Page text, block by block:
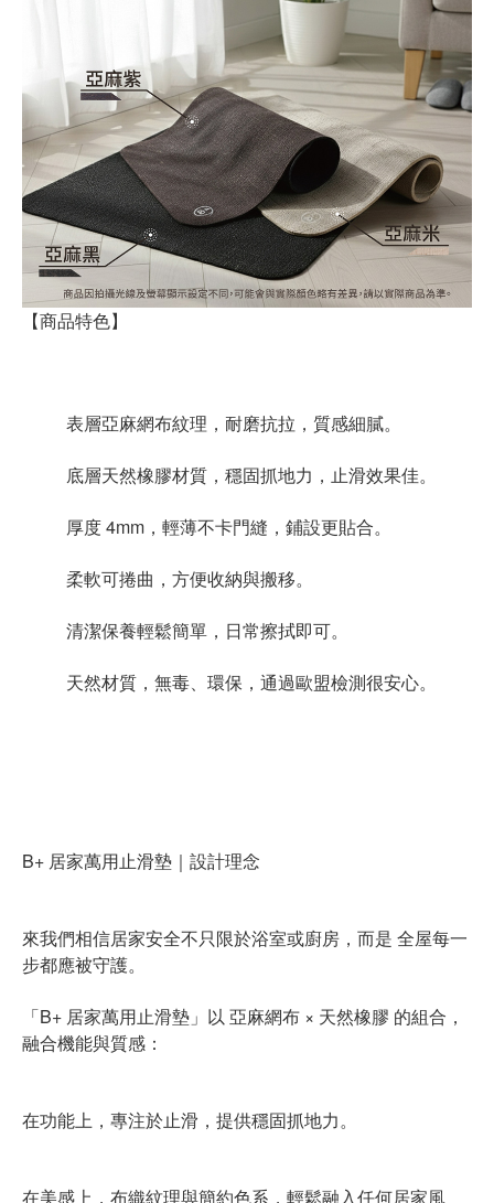
【商品特色】
表層亞麻網布紋理，耐磨抗拉，質感細膩。
底層天然橡膠材質，穩固抓地力，止滑效果佳。
厚度 4mm，輕薄不卡門縫，鋪設更貼合。
柔軟可捲曲，方便收納與搬移。
清潔保養輕鬆簡單，日常擦拭即可。
天然材質，無毒、環保，通過歐盟檢測很安心。
B+ 居家萬用止滑墊｜設計理念
來我們相信居家安全不只限於浴室或廚房，而是 全屋每一
步都應被守護。
「B+ 居家萬用止滑墊」以 亞麻網布 × 天然橡膠 的組合，
融合機能與質感：
在功能上，專注於止滑，提供穩固抓地力。
在美感上，布織紋理與簡約色系，輕鬆融入任何居家風